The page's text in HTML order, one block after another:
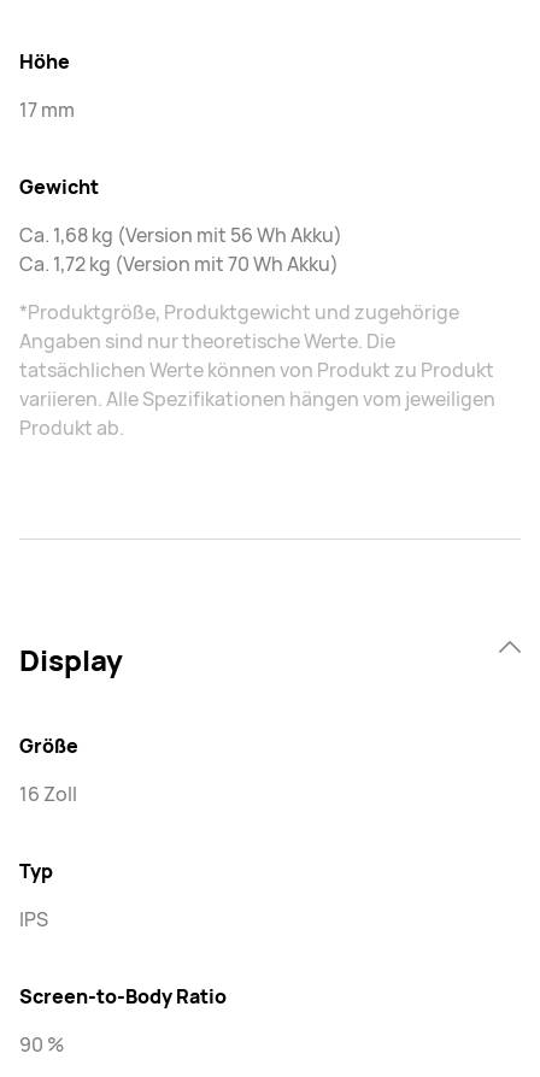
Höhe
17 mm
Gewicht
Ca. 1,68 kg (Version mit 56 Wh Akku)
Ca. 1,72 kg (Version mit 70 Wh Akku)
*Produktgröße, Produktgewicht und zugehörige
Angaben sind nur theoretische Werte. Die
tatsächlichen Werte können von Produkt zu Produkt
variieren. Alle Spezifikationen hängen vom jeweiligen
Produkt ab.
Display
Größe
16 Zoll
Typ
IPS
Screen-to-Body Ratio
90 %